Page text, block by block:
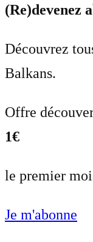
(Re)devenez
Découvrez
Balkans.
Offre
1€
le premier
Je m'abonne